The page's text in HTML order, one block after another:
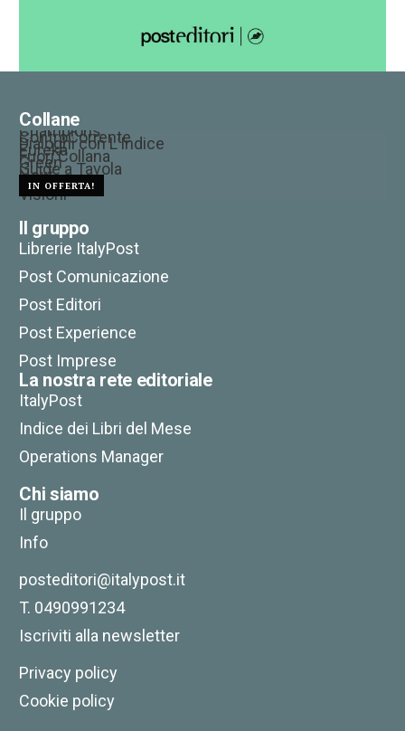
24,00€ 22,80
IN OFFERTA!
Collane
Champions
ControCorrente
Dialoghi con L’Indice
Eureka
Fuori Collana
Green
Guide a Tavola
Next
Percorsi
Ricerche
Visioni
Il gruppo
Librerie ItalyPost
Post Comunicazione
Post Editori
Post Experience
Post Imprese
La nostra rete editoriale
ItalyPost
Indice dei Libri del Mese
Operations Manager
Chi siamo
Il gruppo
Info
posteditori@italypost.it
T. 0490991234
Iscriviti alla newsletter
Privacy policy
Cookie policy